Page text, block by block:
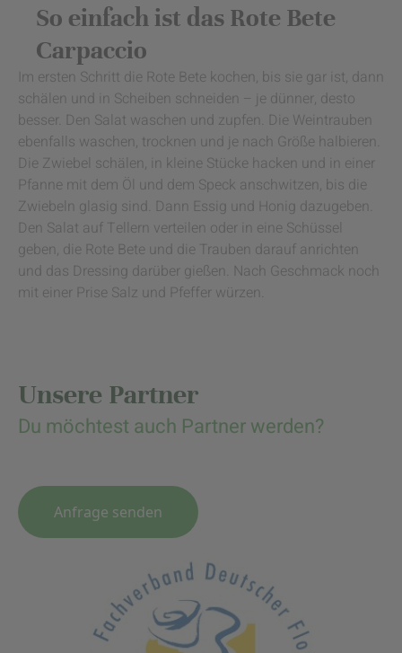
So einfach ist das Rote Bete
Carpaccio
Im ersten Schritt die Rote Bete kochen, bis sie gar ist, dann
schälen und in Scheiben schneiden – je dünner, desto
besser. Den Salat waschen und zupfen. Die Weintrauben
ebenfalls waschen, trocknen und je nach Größe halbieren.
Die Zwiebel schälen, in kleine Stücke hacken und in einer
Pfanne mit dem Öl und dem Speck anschwitzen, bis die
Zwiebeln glasig sind. Dann Essig und Honig dazugeben.
Den Salat auf Tellern verteilen oder in eine Schüssel
geben, die Rote Bete und die Trauben darauf anrichten
und das Dressing darüber gießen. Nach Geschmack noch
mit einer Prise Salz und Pfeffer würzen.
Unsere Partner
Du möchtest auch Partner werden?
Anfrage senden